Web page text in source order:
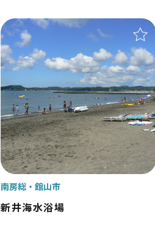
新井海水浴場
南房総 館山市